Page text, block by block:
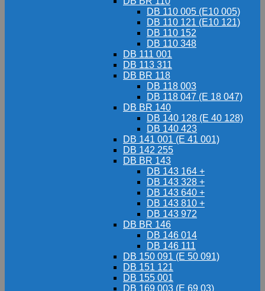
DB 110 005 (E10 005)
DB 110 121 (E10 121)
DB 110 152
DB 110 348
DB 111 001
DB 113 311
DB BR 118
DB 118 003
DB 118 047 (E 18 047)
DB BR 140
DB 140 128 (E 40 128)
DB 140 423
DB 141 001 (E 41 001)
DB 142 255
DB BR 143
DB 143 164 +
DB 143 328 +
DB 143 640 +
DB 143 810 +
DB 143 972
DB BR 146
DB 146 014
DB 146 111
DB 150 091 (E 50 091)
DB 151 121
DB 155 001
DB 169 003 (E 69 03)